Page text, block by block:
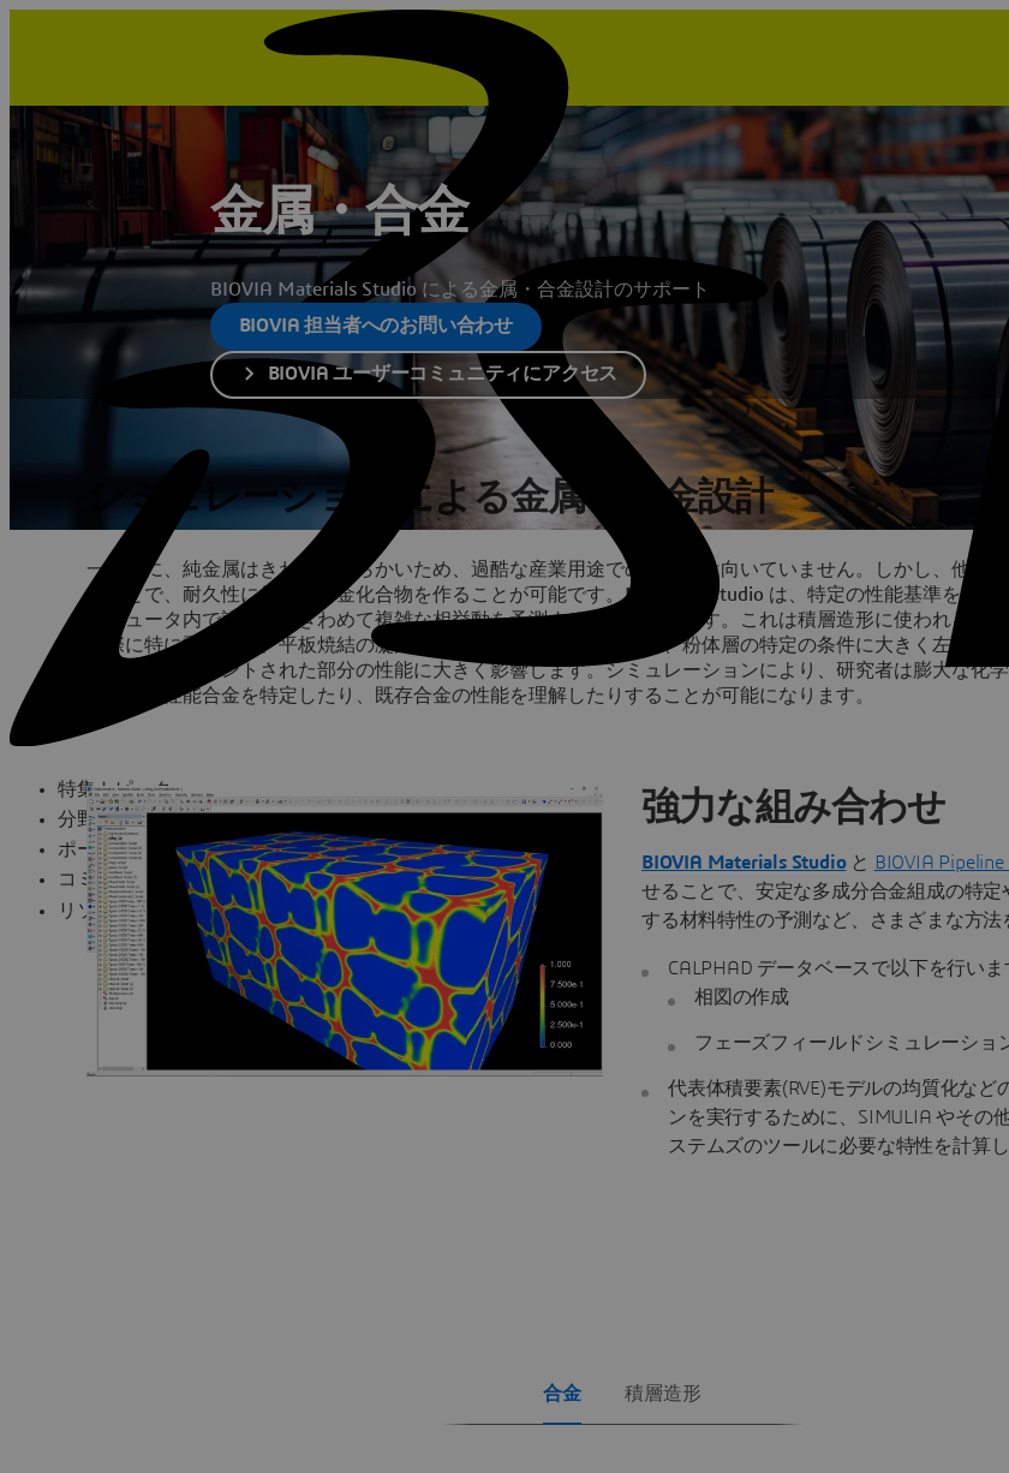
特集トピック
分野
ポートフォリオ
コミュニティ
リソース
金属・合金
BIOVIA Materials Studio による金属・合金設計のサポート
BIOVIA 担当者へのお問い合わせ
BIOVIA ユーザーコミュニティにアクセス
シミュレーションによる金属・合金設計
一般的に、純金属はきわめて柔らかいため、過酷な産業用途での使用には向いていません。しかし、他の
ることで、耐久性に優れた合金化合物を作ることが可能です。Materials Studio は、特定の性能基準を満た
ンピュータ内で設計し、きわめて複雑な相挙動を予測することができます。これは積層造形に使われる新し
る際に特に重要です。平板焼結の凝固過程で形成される微細構造は、粉体層の特定の条件に大きく左右され
微細構造はプリントされた部分の性能に大きく影響します。シミュレーションにより、研究者は膨大な化
新しい高性能合金を特定したり、既存合金の性能を理解したりすることが可能になります。
強力な組み合わせ
BIOVIA Materials Studioと BIOVIA
せることで、安定な多成分合金組成の特定
する材料特性の予測など、さまざまな方法
CALPHAD データベースで以下を行いま
相図の作成
フェーズフィールドシミュレーショ
代表体積要素(RVE)モデルの均質化など
ンを実行するために、SIMULIA やその
ステムズのツールに必要な特性を計算し
合金 積層造形